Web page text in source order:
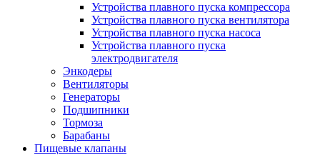
Устройства плавного пуска компрессора
Устройства плавного пуска вентилятора
Устройства плавного пуска насоса
Устройства плавного пуска
электродвигателя
Энкодеры
Вентиляторы
Генераторы
Подшипники
Тормоза
Барабаны
Пищевые клапаны